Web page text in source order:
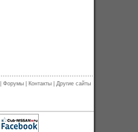
Форумы Контакты Другие сайты